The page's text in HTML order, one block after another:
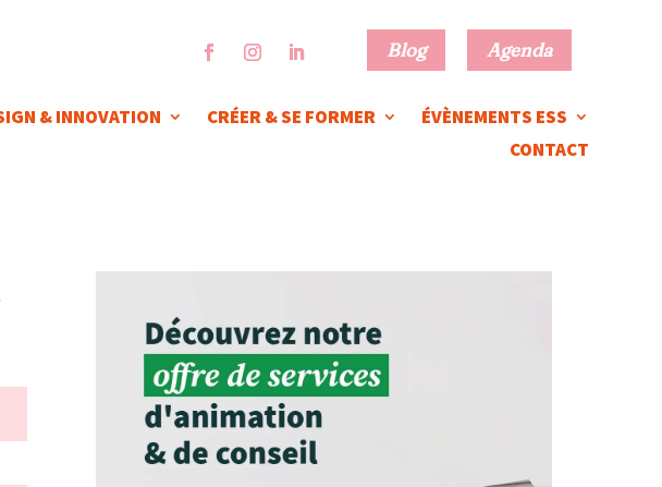
Blog Agenda
& INNOVATION CRÉER & SE FORMER
ÉVÈNEMENTS ESS
CONTACT